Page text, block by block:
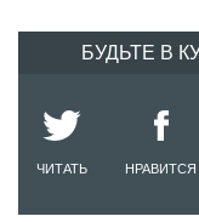
БУДЬТЕ В
ЧИТАТЬ НРАВИТСЯ